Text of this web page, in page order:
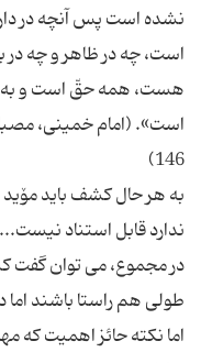
نشده است پس آنچه در
است، چه در ظاهر و چه در
هست، همه حقّ است و به
است». (امام خمینى،
به هر حال کشف باید
در مجموع، می توان گفت
اما نکته حائز اهمیت که